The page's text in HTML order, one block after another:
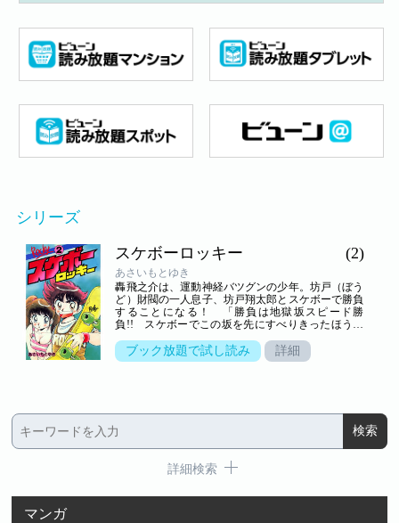
シリーズ
スケボーロッキー
(2)
あさいもとゆき
轟飛之介は、運動神経バツグンの少年。坊戸（ぼう
ど）財閥の一人息子、坊戸翔太郎とスケボーで勝負
することになる！ 「勝負は地獄坂スピード勝
負!! スケボーでこの坂を先にすべりきったほうの
ブック放題で試し読み 詳細
詳細検索
マンガ